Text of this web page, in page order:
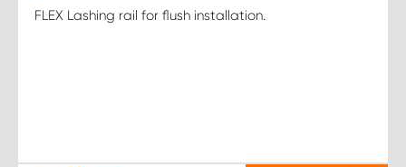
FLEX Lashing rail for flush installation.